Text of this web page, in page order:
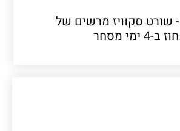
מניית EDIT - שורט סקוויז מרשים של